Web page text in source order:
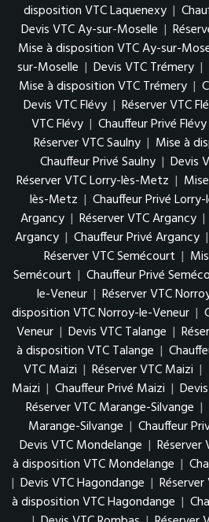
disposition VTC Laquenexy |
Devis VTC Ay-sur-Moselle |
Mise à disposition VTC Ay-sur-
sur-Moselle | Devis VTC Trémery |
Mise à disposition VTC Trémery |
Devis VTC Flévy | Réserver VTC
VTC Flévy | Chauffeur Privé Flévy
Réserver VTC Saulny | Mise à
Chauffeur Privé Saulny | Devis
Réserver VTC Lorry-lès-Metz |
lès-Metz | Chauffeur Privé
Argancy | Réserver VTC Argancy |
Argancy | Chauffeur Privé Argancy |
Réserver VTC Semécourt |
Semécourt | Chauffeur Privé
le-Veneur | Réserver VTC
disposition VTC Norroy-le-Veneur |
Veneur | Devis VTC Talange |
à disposition VTC Talange |
VTC Maizi | Réserver VTC Maizi |
Maizi | Chauffeur Privé Maizi |
Réserver VTC Marange-Silvange |
Marange-Silvange | Chauffeur
Devis VTC Mondelange | Réserver
à disposition VTC Mondelange |
| Devis VTC Hagondange |
à disposition VTC Hagondange |